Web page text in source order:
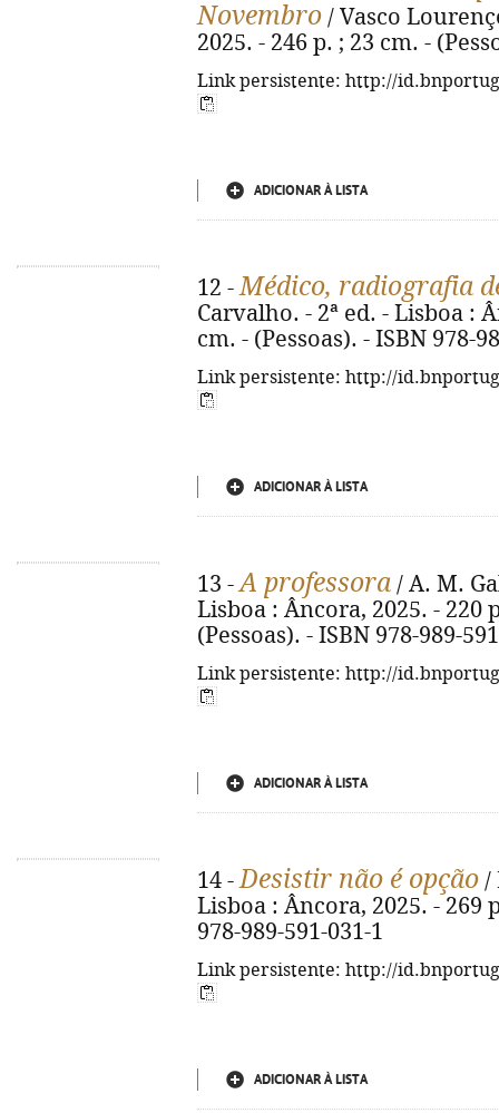
Novembro / Vasco
2025. - 246 p. ; 23 cm. -
Link persistente: http://
ADICIONAR À LISTA
12 -Médico, radiografia
Carvalho. - 2ª ed. - Lisboa :
cm. - (Pessoas). - ISBN 978-
Link persistente: http://
ADICIONAR À LISTA
13 -A professora / A. M.
Lisboa : Âncora, 2025. - 220
(Pessoas). - ISBN 978-989-
Link persistente: http://
ADICIONAR À LISTA
14 -Desistir não é opção /
Lisboa : Âncora, 2025. - 269
978-989-591-031-1
Link persistente: http://
ADICIONAR À LISTA